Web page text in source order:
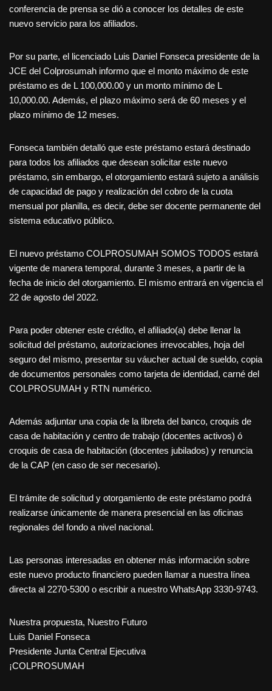
conferencia de prensa se dió a conocer los detalles de este
nuevo servicio para los afiliados.
Por su parte, el licenciado Luis Daniel Fonseca presidente de la
JCE del Colprosumah informo que el monto máximo de este
préstamo es de L 100,000.00 y un monto mínimo de L
10,000.00. Además, el plazo máximo será de 60 meses y el
plazo mínimo de 12 meses.
Fonseca también detalló que este préstamo estará destinado
para todos los afiliados que desean solicitar este nuevo
préstamo, sin embargo, el otorgamiento estará sujeto a análisis
de capacidad de pago y realización del cobro de la cuota
mensual por planilla, es decir, debe ser docente permanente del
sistema educativo público.
El nuevo préstamo COLPROSUMAH SOMOS TODOS estará
vigente de manera temporal, durante 3 meses, a partir de la
fecha de inicio del otorgamiento. El mismo entrará en vigencia el
22 de agosto del 2022.
Para poder obtener este crédito, el afiliado(a) debe llenar la
solicitud del préstamo, autorizaciones irrevocables, hoja del
seguro del mismo, presentar su váucher actual de sueldo, copia
de documentos personales como tarjeta de identidad, carné del
COLPROSUMAH y RTN numérico.
Además adjuntar una copia de la libreta del banco, croquis de
casa de habitación y centro de trabajo (docentes activos) ó
croquis de casa de habitación (docentes jubilados) y renuncia
de la CAP (en caso de ser necesario).
El trámite de solicitud y otorgamiento de este préstamo podrá
realizarse únicamente de manera presencial en las oficinas
regionales del fondo a nivel nacional.
Las personas interesadas en obtener más información sobre
este nuevo producto financiero pueden llamar a nuestra línea
directa al 2270-5300 o escribir a nuestro WhatsApp 3330-9743.
Nuestra propuesta, Nuestro Futuro
Luis Daniel Fonseca
Presidente Junta Central Ejecutiva
¡COLPROSUMAH